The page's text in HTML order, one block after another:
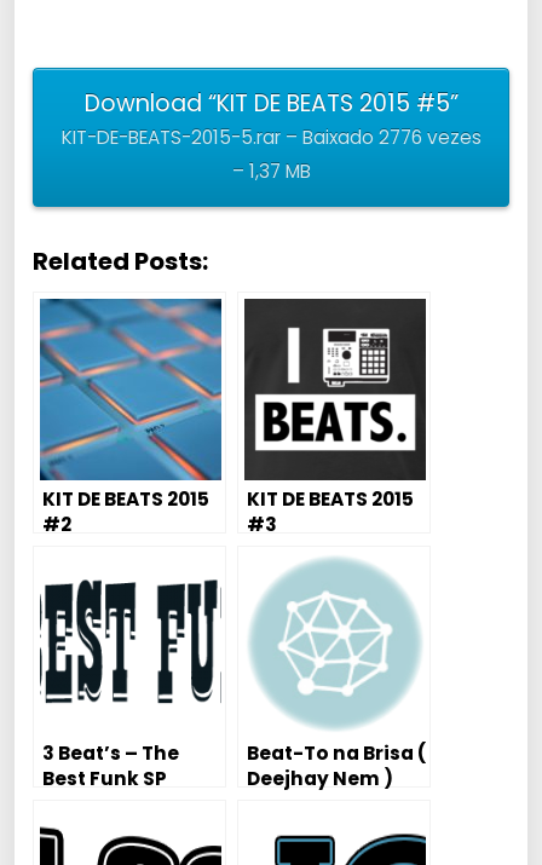
Download “KIT DE BEATS 2015 #5”
KIT-DE-BEATS-2015-5.rar – Baixado 2776 vezes
– 1,37 MB
Related Posts:
KIT DE BEATS 2015
#2
KIT DE BEATS 2015
#3
3 Beat’s – The
Best Funk SP
Beat-To na Brisa (
Deejhay Nem )